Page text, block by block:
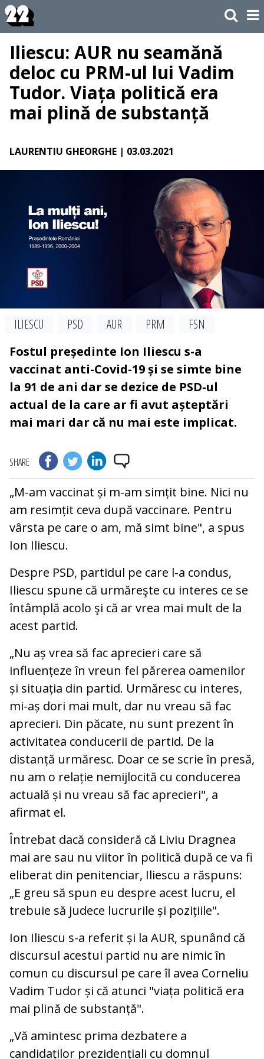
Iliescu: AUR nu seamănă
deloc cu PRM-ul lui Vadim
Tudor. Viața politică era
mai plină de substanță
LAURENTIU GHEORGHE | 03.03.2021
ILIESCU PSD AUR PRM
FSN
Fostul președinte Ion Iliescu s-a
vaccinat anti-Covid-19 și se simte bine
la 91 de ani dar se dezice de PSD-ul
actual de la care ar fi avut așteptări
mai mari dar că nu mai este implicat.
SHARE
„M-am vaccinat și m-am simțit bine. Nici nu
am resimțit ceva după vaccinare. Pentru
vârsta pe care o am, mă simt bine", a spus
Ion Iliescu.
Despre PSD, partidul pe care l-a condus,
Iliescu spune că urmăreşte cu interes ce se
întâmplă acolo şi că ar vrea mai mult de la
acest partid.
„Nu aș vrea să fac aprecieri care să
influențeze în vreun fel părerea oamenilor
și situația din partid. Urmăresc cu interes,
mi-aș dori mai mult, dar nu vreau să fac
aprecieri. Din păcate, nu sunt prezent în
activitatea conducerii de partid. De la
distanță urmăresc. Doar ce se scrie în presă,
nu am o relație nemijlocită cu conducerea
actuală și nu vreau să fac aprecieri", a
afirmat el.
Întrebat dacă consideră că Liviu Dragnea
mai are sau nu viitor în politică după ce va fi
eliberat din penitenciar, Iliescu a răspuns:
„E greu să spun eu despre acest lucru, el
trebuie să judece lucrurile și pozițiile".
Ion Iliescu s-a referit și la AUR, spunând că
discursul acestui partid nu are nimic în
comun cu discursul pe care îl avea Corneliu
Vadim Tudor și că atunci "viața politică era
mai plină de substanță".
„Vă amintesc prima dezbatere a
candidaților prezidențiali cu domnul